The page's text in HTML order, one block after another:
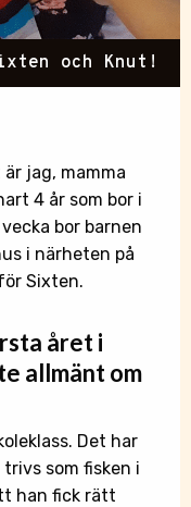
och Knut!
jag, mamma
4 år som bor i
bor barnen
i närheten på
Sixten.
året i
allmänt om
Det har
som fisken i
han fick rätt